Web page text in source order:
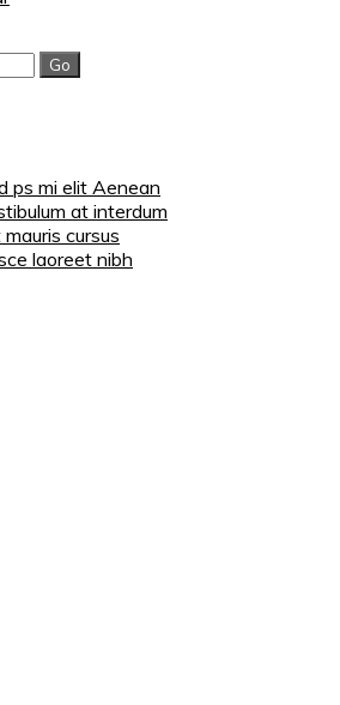
ps mi elit Aenean
at interdum
cursus
laoreet nibh